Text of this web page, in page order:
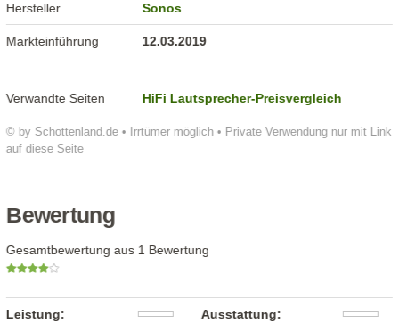
© by Schottenland.de • Irrtümer möglich • Private Verwendung nur mit Link
auf diese Seite
Hersteller Sonos
Markteinführung 12.03.2019
Verwandte Seiten HiFi Lautsprecher-Preisvergleich
Bewertung
Gesamtbewertung aus 1 Bewertung
Leistung: Ausstattung: